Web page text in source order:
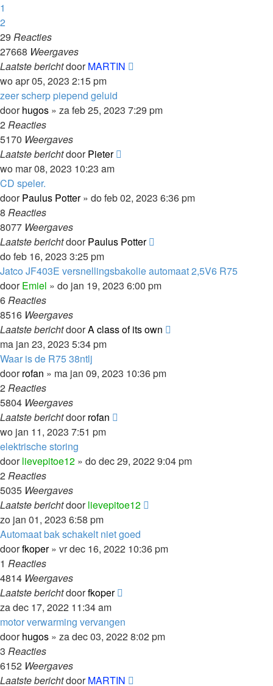
1
2
29 Reacties
27668 Weergaves
Laatste berichtdoorMARTIN
wo apr 05, 2023 2:15 pm
zeer scherp piepend geluid
doorhugos » za feb 25, 2023 7:29 pm
2Reacties
5170 Weergaves
Laatste berichtdoorPieter
wo mar 08, 2023 10:23 am
CD speler.
doorPaulus Potter» do feb 02, 2023 6:36 pm
8 Reacties
8077 Weergaves
Laatste berichtdoorPaulus Potter
do feb 16, 2023 3:25 pm
Jatco JF403E versnellingsbakolie automaat 2,5V6 R75
doorEmiel » do jan 19, 2023 6:00 pm
6Reacties
8516 Weergaves
Laatste berichtdoorA class of its own
ma jan 23, 2023 5:34 pm
Waar is de R75 38ntlj
doorrofan » ma jan 09, 2023 10:36 pm
2Reacties
5804 Weergaves
Laatste berichtdoorrofan
wo jan 11, 2023 7:51 pm
elektrische storing
doorlievepitoe12 » do dec 29, 2022 9:04 pm
2Reacties
5035 Weergaves
Laatste berichtdoorlievepitoe12
zo jan 01, 2023 6:58 pm
Automaat bak schakelt niet goed
doorfkoper» vr dec 16, 2022 10:36 pm
1 Reacties
4814 Weergaves
Laatste berichtdoorfkoper
za dec 17, 2022 11:34 am
motor verwarming vervangen
doorhugos » za dec 03, 2022 8:02 pm
3 Reacties
6152 Weergaves
Laatste berichtdoorMARTIN